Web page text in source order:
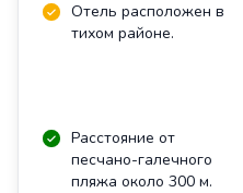
Отель расположен в
тихом районе.
Расстояние от
песчано-галечного
пляжа около 300 м.